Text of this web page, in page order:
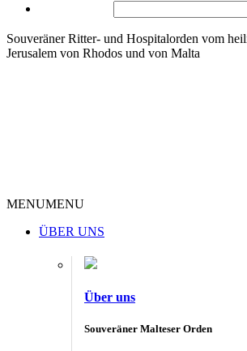
Souveräner Ritter- und Hospitalorden vom
Jerusalem von Rhodos und von Malta
MENUMENU
ÜBER UNS
Über uns
Souveräner Malteser Orden